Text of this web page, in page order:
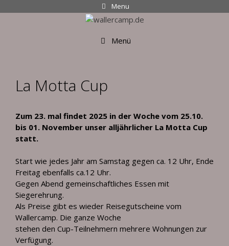
Menu
Menü
La Motta Cup
Zum 23. mal findet 2025 in der Woche vom 25.10.
bis 01. November unser alljährlicher La Motta Cup
statt.
Start wie jedes Jahr am Samstag gegen ca. 12 Uhr, Ende
Freitag ebenfalls ca.12 Uhr.
Gegen Abend gemeinschaftliches Essen mit
Siegerehrung.
Als Preise gibt es wieder Reisegutscheine vom
Wallercamp. Die ganze Woche
stehen den Cup-Teilnehmern mehrere Wohnungen zur
Verfügung.